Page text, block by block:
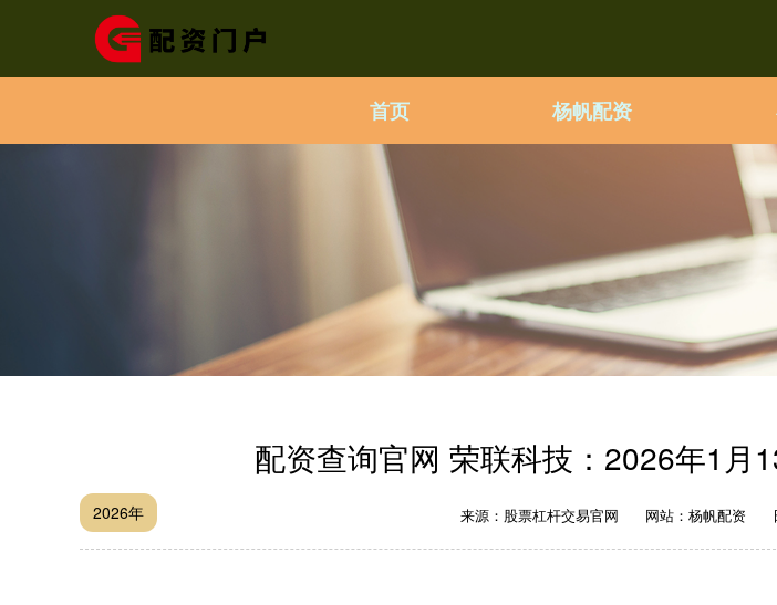
首页 杨帆配资
配资查询官网 荣联科技：2026年1月
2026年 来源：股票杠杆交易官网 网站：杨帆配资